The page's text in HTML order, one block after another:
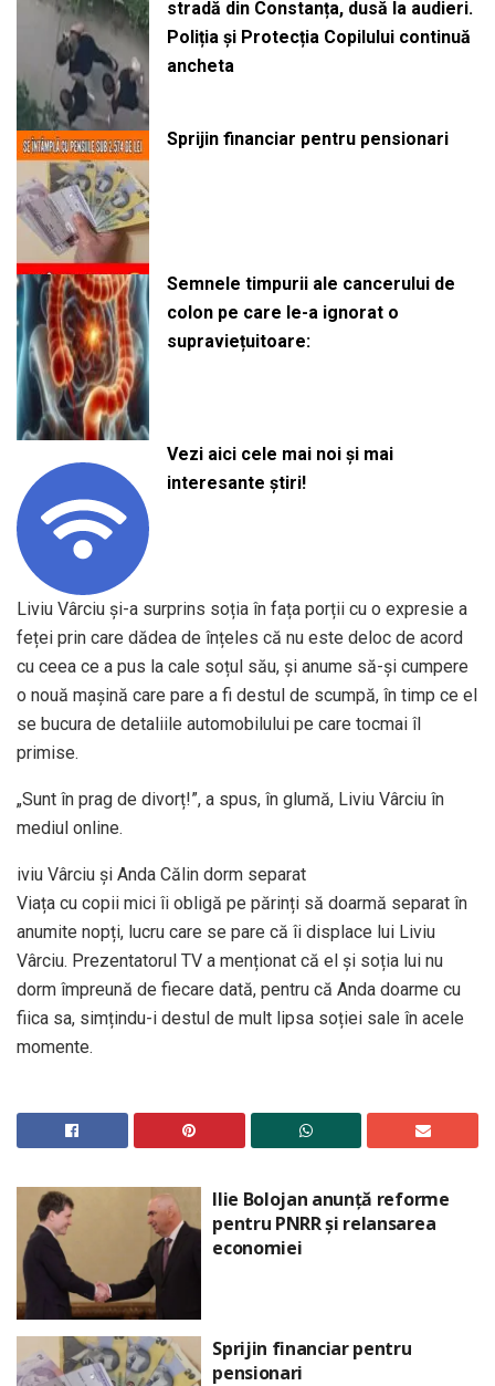
stradă din Constanța, dusă la audieri.
Poliția și Protecția Copilului continuă
ancheta
Sprijin financiar pentru pensionari
Semnele timpurii ale cancerului de
colon pe care le-a ignorat o
supraviețuitoare:
Vezi aici cele mai noi și mai
interesante știri!
Liviu Vârciu și-a surprins soția în fața porții cu o expresie a
feței prin care dădea de înțeles că nu este deloc de acord
cu ceea ce a pus la cale soțul său, și anume să-și cumpere
o nouă mașină care pare a fi destul de scumpă, în timp ce el
se bucura de detaliile automobilului pe care tocmai îl
primise.
„Sunt în prag de divorț!”, a spus, în glumă, Liviu Vârciu în
mediul online.
iviu Vârciu și Anda Călin dorm separat
Viața cu copii mici îi obligă pe părinți să doarmă separat în
anumite nopți, lucru care se pare că îi displace lui Liviu
Vârciu. Prezentatorul TV a menționat că el și soția lui nu
dorm împreună de fiecare dată, pentru că Anda doarme cu
fiica sa, simțindu-i destul de mult lipsa soției sale în acele
momente.
Ilie Bolojan anunță reforme
pentru PNRR și relansarea
economiei
Sprijin financiar pentru
pensionari